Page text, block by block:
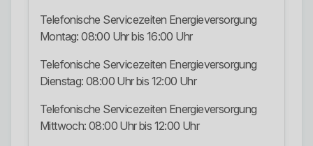
Telefonische Servicezeiten Energieversorgung
Montag: 08:00 Uhr bis 16:00 Uhr
Telefonische Servicezeiten Energieversorgung
Dienstag: 08:00 Uhr bis 12:00 Uhr
Telefonische Servicezeiten Energieversorgung
Mittwoch: 08:00 Uhr bis 12:00 Uhr